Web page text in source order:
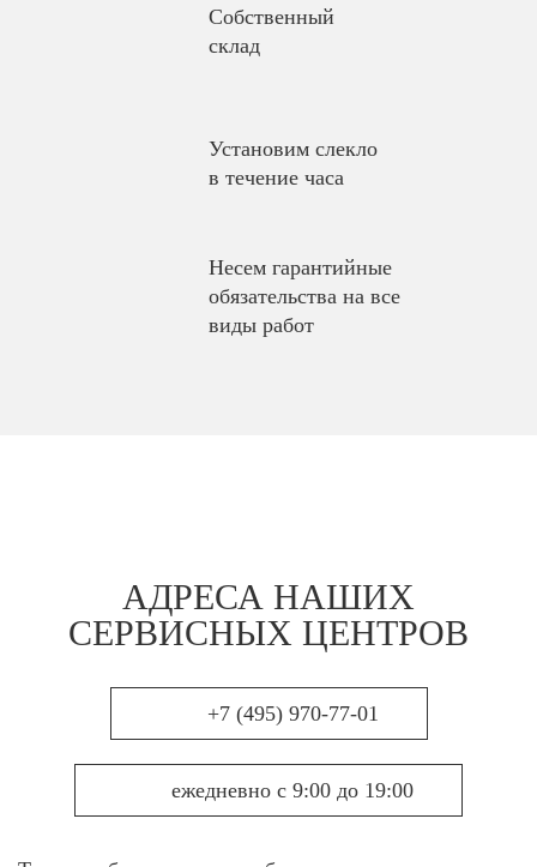
Собственный
склад
Установим слекло
в течение часа
Несем гарантийные
обязательства на все
виды работ
АДРЕСА НАШИХ
СЕРВИСНЫХ ЦЕНТРОВ
+7 (495) 970-77-01
ежедневно с 9:00 до 19:00